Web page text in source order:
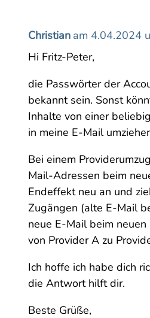
Christian am 4.04.2024
Hi Fritz-Peter,
die Passwörter der
bekannt sein. Sonst
Inhalte von einer
in meine E-Mail
Bei einem
Mail-Adressen beim
Endeffekt neu an und
Zugängen (alte E-Mail
neue E-Mail beim
von Provider A zu
Ich hoffe ich habe dich
die Antwort hilft dir.
Beste Grüße,